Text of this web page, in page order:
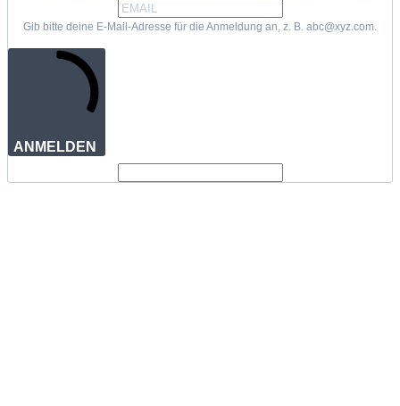
Gib bitte deine E-Mail-Adresse für die Anmeldung an, z. B. abc@xyz.com.
ANMELDEN